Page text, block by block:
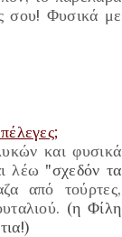
σου! Φυσικά με
και φυσικά
λέω "σχεδόν τα
από τούρτες,
(η Φίλη